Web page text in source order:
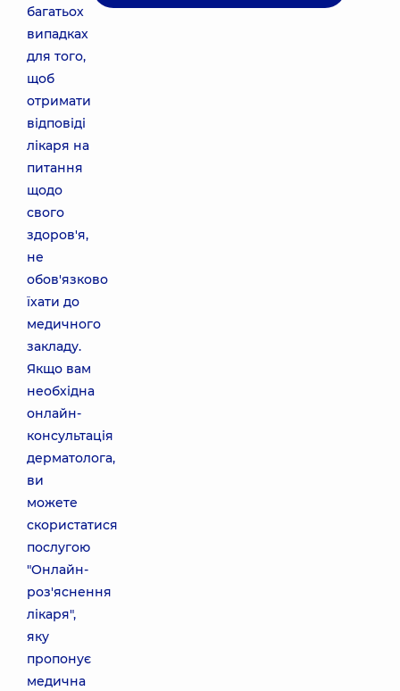
багатьох
випадках
для того,
щоб
отримати
відповіді
лікаря на
питання
щодо
свого
здоров'я,
не
обов'язково
їхати до
медичного
закладу.
Якщо вам
необхідна
онлайн-
консультація
дерматолога,
ви
можете
скористатися
послугою
"Онлайн-
роз'яснення
лікаря",
яку
пропонує
медична